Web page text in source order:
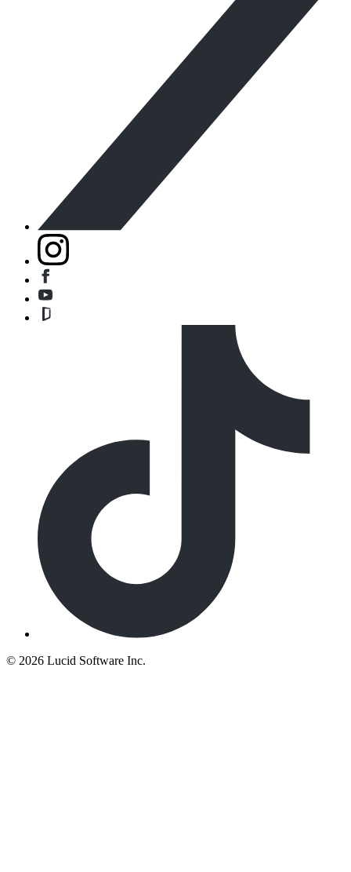
© 2026 Lucid Software Inc.